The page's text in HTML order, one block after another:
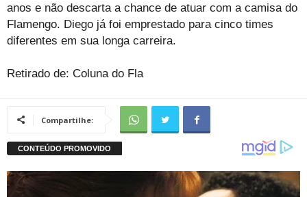
anos e não descarta a chance de atuar com a camisa do
Flamengo. Diego já foi emprestado para cinco times
diferentes em sua longa carreira.
Retirado de: Coluna do Fla
Compartilhe: